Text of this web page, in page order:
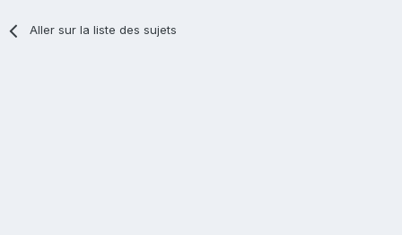
Aller sur la liste des sujets